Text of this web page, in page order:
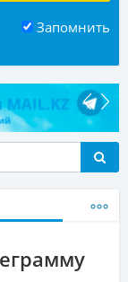
Запомнить